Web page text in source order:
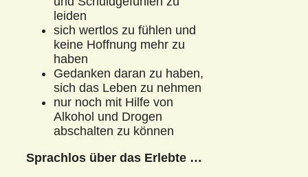
leiden
sich wertlos zu fühlen und
keine Hoffnung mehr zu
haben
Gedanken daran zu haben,
sich das Leben zu nehmen
nur noch mit Hilfe von
Alkohol und Drogen
abschalten zu können
Sprachlos über das Erlebte …